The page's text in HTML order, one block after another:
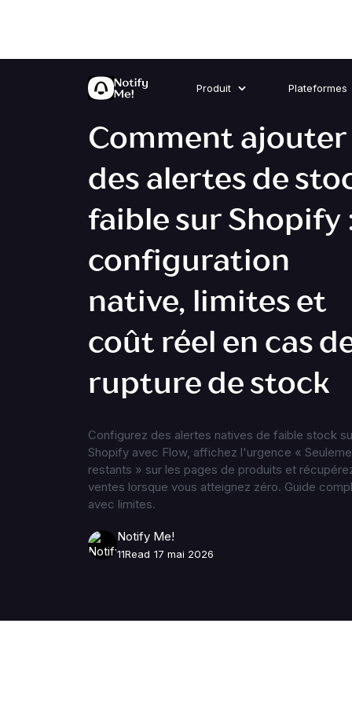
Produit Plateformes
Comment ajouter
des alertes de
faible sur Shopify
configuration
native, limites et
coût réel en cas
rupture de stock
Configurez des alertes natives de faible stock
Shopify avec Flow, affichez l'urgence «
restants » sur les pages de produits et
ventes lorsque vous atteignez zéro. Guide
avec limites.
Notify Me!
11Read 17 mai 2026